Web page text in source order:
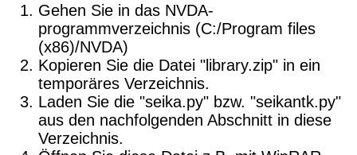
Gehen Sie in das NVDA-
programmverzeichnis (C:/Program files
(x86)/NVDA)
Kopieren Sie die Datei "library.zip" in ein
temporäres Verzeichnis.
Laden Sie die "seika.py" bzw. "seikantk.py"
aus den nachfolgenden Abschnitt in diese
Verzeichnis.